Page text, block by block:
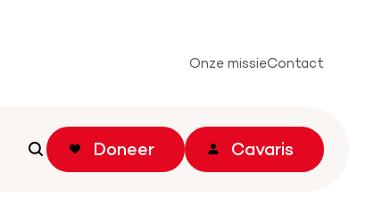
Onze missieContact
Zoeken
Doneer Cavaris